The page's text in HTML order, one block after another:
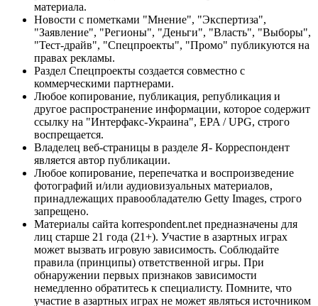
материала.
Новости с пометками "Мнение", "Экспертиза",
"Заявление", "Регионы", "Деньги", "Власть", "Выборы",
"Тест-драйв", "Спецпроекты", "Промо" публикуются на
правах рекламы.
Раздел Спецпроекты создается совместно с
коммерческими партнерами.
Любое копирование, публикация, републикация и
другое распространение информации, которое содержит
ссылку на "Интерфакс-Украина", EPA / UPG, строго
воспрещается.
Владелец веб-страницы в разделе Я- Корреспондент
является автор публикации.
Любое копирование, перепечатка и воспроизведение
фотографий и/или аудиовизуальных материалов,
принадлежащих правообладателю Getty Images, строго
запрещено.
Материалы сайта korrespondent.net предназначены для
лиц старше 21 года (21+). Участие в азартных играх
может вызвать игровую зависимость. Соблюдайте
правила (принципы) ответственной игры. При
обнаружении первых признаков зависимости
немедленно обратитесь к специалисту. Помните, что
участие в азартных играх не может являться источником